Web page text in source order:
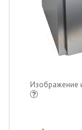
Изображение